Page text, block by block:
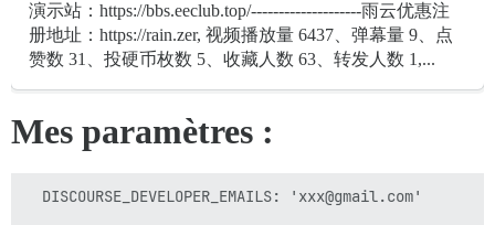
演示站：https://bbs.eeclub.top/--------------------雨云优惠注
册地址：https://rain.zer, 视频播放量 6437、弹幕量 9、点
赞数 31、投硬币枚数 5、收藏人数 63、转发人数 1,...
Mes paramètres :
  DISCOURSE_DEVELOPER_EMAILS: 'xxx@gmail.com'